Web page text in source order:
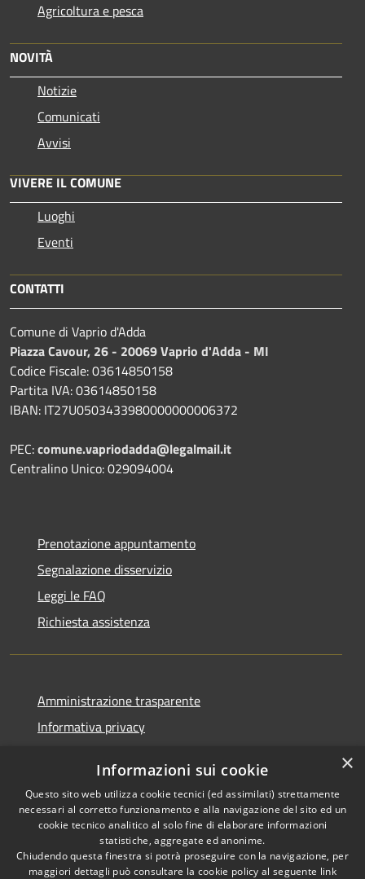
Agricoltura e pesca
NOVITÀ
Notizie
Comunicati
Avvisi
VIVERE IL COMUNE
Luoghi
Eventi
CONTATTI
Comune di Vaprio d'Adda
Piazza Cavour, 26 - 20069 Vaprio d'Adda - MI
Codice Fiscale: 03614850158
Partita IVA: 03614850158
IBAN: IT27U0503433980000000006372
PEC:comune.vapriodadda@legalmail.it
Centralino Unico: 029094004
Prenotazione appuntamento
Segnalazione disservizio
Leggi le FAQ
Richiesta assistenza
Amministrazione trasparente
Informativa privacy
Dichiarazione di accessibilità
RSS
Copyright © 2026 • Comune di
×
Informazioni sui cookie
Questo sito web utilizza cookie tecnici (ed assimilati) strettamente
necessari al corretto funzionamento e alla navigazione del sito ed un
cookie tecnico analitico al solo fine di elaborare informazioni
statistiche, aggregate ed anonime.
Chiudendo questa finestra si potrà proseguire con la navigazione, per
maggiori dettagli può consultare la cookie policy al seguente link